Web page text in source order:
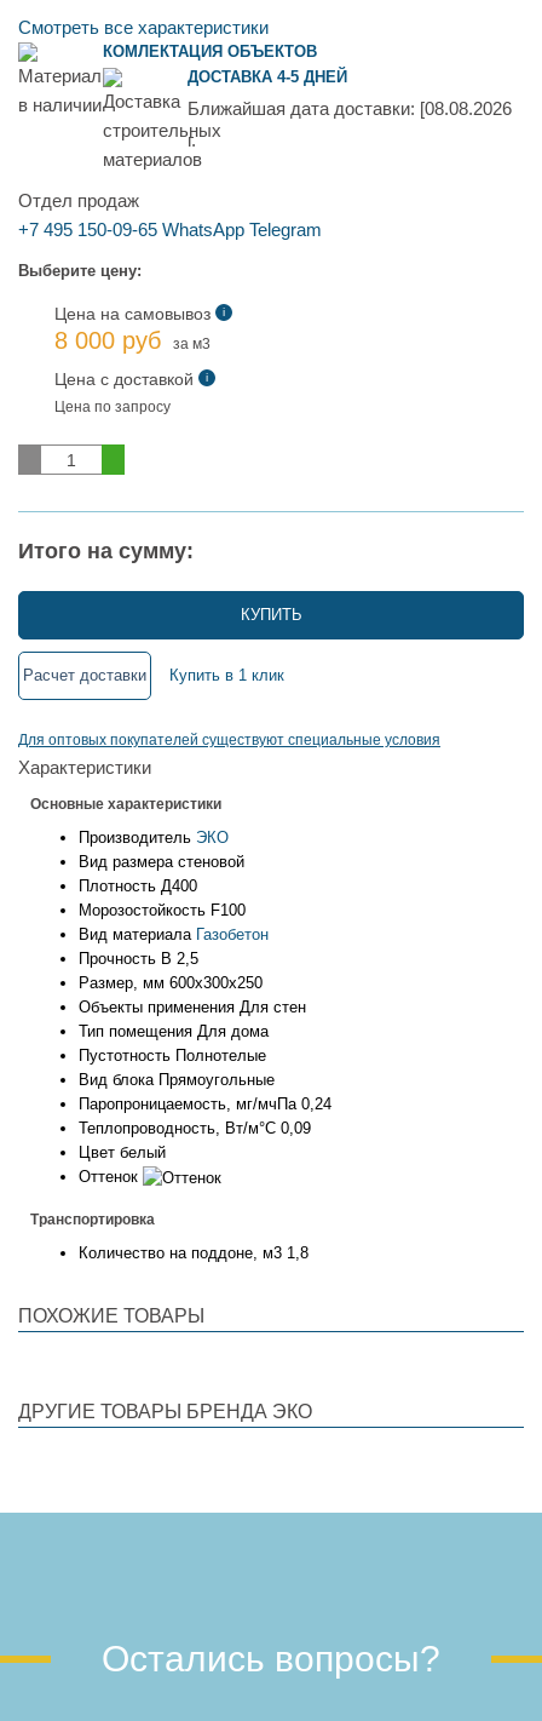
Смотреть все характеристики
КОМЛЕКТАЦИЯ ОБЪЕКТОВ
ДОСТАВКА 4-5 ДНЕЙ
Ближайшая дата доставки: [08.08.2026
г.
Отдел продаж
+7 495 150-09-65 WhatsApp Telegram
Выберите цену:
Цена на самовывоз i
8 000 руб за м3
Цена с доставкой i
Цена по запросу
Итого на сумму:
КУПИТЬ
Расчет доставки Купить в 1 клик
Для оптовых покупателей существуют специальные условия
Характеристики
Основные характеристики
Производитель ЭКО
Вид размера стеновой
Плотность Д400
Морозостойкость F100
Вид материала Газобетон
Прочность B 2,5
Размер, мм 600х300х250
Объекты применения Для стен
Тип помещения Для дома
Пустотность Полнотелые
Вид блока Прямоугольные
Паропроницаемость, мг/мчПа 0,24
Теплопроводность, Вт/м°С 0,09
Цвет белый
Оттенок
Транспортировка
Количество на поддоне, м3 1,8
ПОХОЖИЕ ТОВАРЫ
ДРУГИЕ ТОВАРЫ БРЕНДА ЭКО
Остались вопросы?